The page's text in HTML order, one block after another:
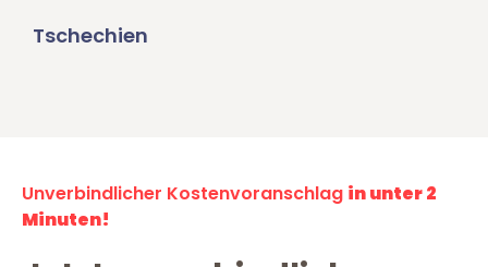
Tschechien
Unverbindlicher Kostenvoranschlag in unter 2
Minuten!